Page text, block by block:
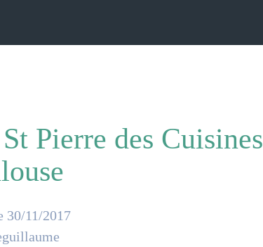
Pierre des Cuisines
30/11/2017